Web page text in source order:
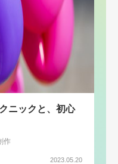
ニックと、初心
作
2023.05.20